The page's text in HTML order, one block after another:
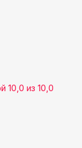
10,0 из 10,0